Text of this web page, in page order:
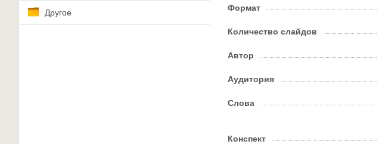
Другое Формат
Количество слайдов
Автор
Аудитория
Слова
Конспект